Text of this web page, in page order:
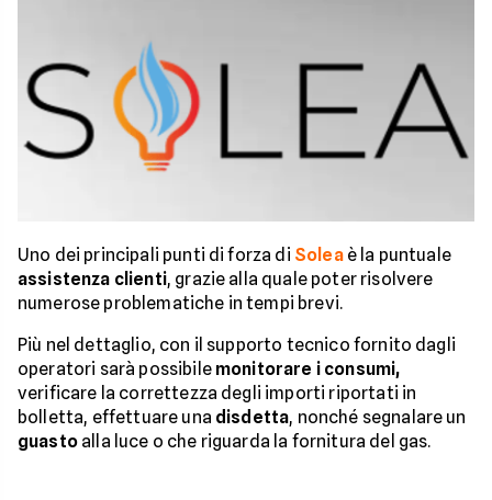
Uno dei principali punti di forza di Soleaè la puntuale
assistenza clienti, grazie alla quale poter risolvere
numerose problematiche in tempi brevi.
Più nel dettaglio, con il supporto tecnico fornito dagli
operatori sarà possibile monitorare i consumi,
verificare la correttezza degli importi riportati in
bolletta, effettuare una disdetta, nonché segnalare un
guastoalla luce o che riguarda la fornitura del gas.